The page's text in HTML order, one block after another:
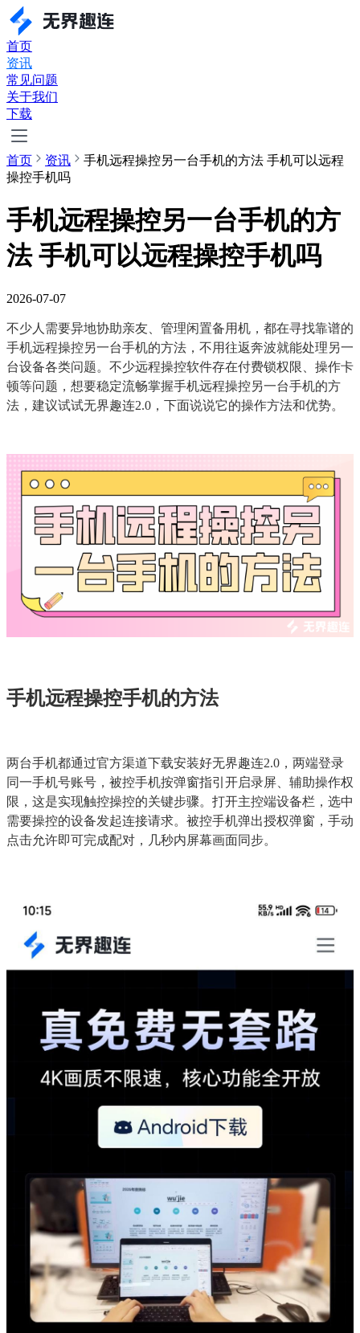
首页
资讯
常见问题
关于我们
下载
首页 资讯
手机远程操控另一台手机的方法 手机可以远程
操控手机吗
手机远程操控另一台手机的方
法 手机可以远程操控手机吗
2026-07-07
不少人需要异地协助亲友、管理闲置备用机，都在寻找靠谱的
手机远程操控另一台手机的方法，不用往返奔波就能处理另一
台设备各类问题。不少远程操控软件存在付费锁权限、操作卡
顿等问题，想要稳定流畅掌握手机远程操控另一台手机的方
法，建议试试无界趣连2.0，下面说说它的操作方法和优势。
手机远程操控手机的方法
两台手机都通过官方渠道下载安装好无界趣连2.0，两端登录
同一手机号账号，被控手机按弹窗指引开启录屏、辅助操作权
限，这是实现触控操控的关键步骤。打开主控端设备栏，选中
需要操控的设备发起连接请求。被控手机弹出授权弹窗，手动
点击允许即可完成配对，几秒内屏幕画面同步。